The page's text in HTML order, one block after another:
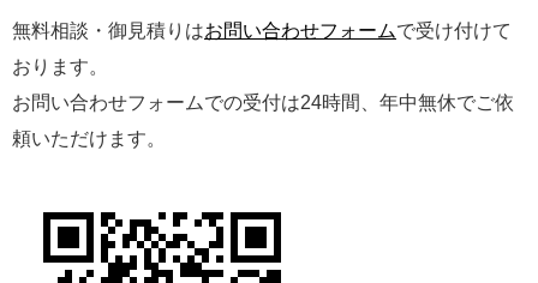
無料相談・御見積りはお問い合わせフォームで受け付けて
おります。
お問い合わせフォームでの受付は24時間、年中無休でご依
頼いただけます。